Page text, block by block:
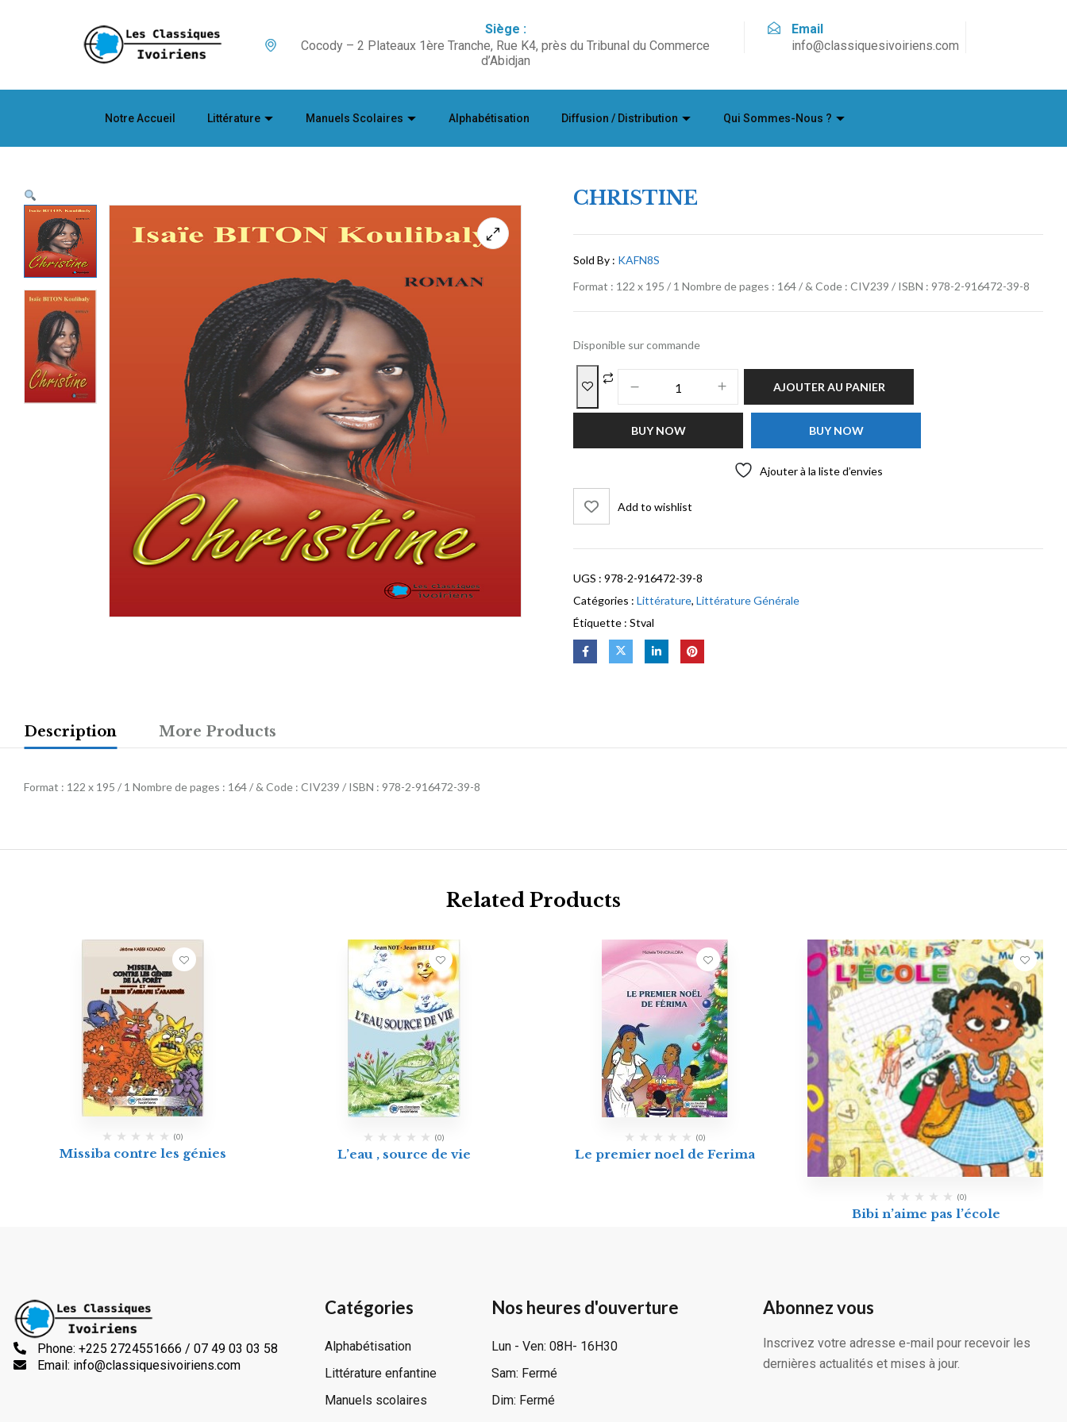
Siège :
Cocody – 2 Plateaux 1ère Tranche, Rue K4, près du Tribunal du Commerce
d’Abidjan
Email
info@classiquesivoiriens.com
Notre Accueil Littérature Manuels Scolaires Alphabétisation Diffusion / Distribution Qui Sommes-Nous ?
CHRISTINE
Sold By : KAFN8S
Format : 122 x 195 / 1 Nombre de pages : 164 / & Code : CIV239 / ISBN : 978-2-916472-39-8
Disponible sur commande
AJOUTER AU PANIER
BUY NOW BUY NOW
Ajouter à la liste d’envies
Add to wishlist
UGS : 978-2-916472-39-8
Catégories : Littérature, Littérature Générale
Étiquette : Stval
Description More Products
Format : 122 x 195 / 1 Nombre de pages : 164 / & Code : CIV239 / ISBN : 978-2-916472-39-8
Related Products
(0)
Missiba contre les génies
(0)
L’eau , source de vie
(0)
Le premier noel de Ferima
(0)
Bibi n’aime pas l’école
Phone: +225 2724551666 / 07 49 03 03 58
Email: info@classiquesivoiriens.com
Catégories
Alphabétisation
Littérature enfantine
Manuels scolaires
Nos heures d'ouverture
Lun - Ven: 08H- 16H30
Sam: Fermé
Dim: Fermé
Abonnez vous
Inscrivez votre adresse e-mail pour recevoir les
dernières actualités et mises à jour.